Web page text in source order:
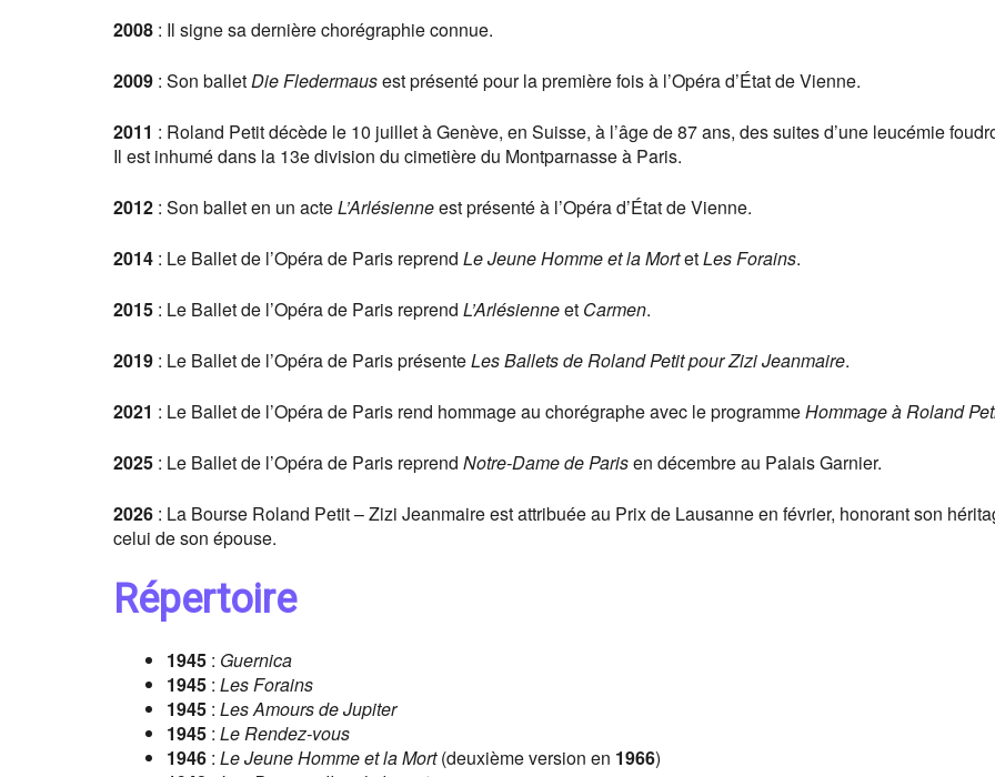
2008 : Il signe sa dernière chorégraphie connue.
2009 : Son balletDie Fledermausest présenté pour la première fois à l’Opéra d’État de Vienne.
2011 : Roland Petit décède le 10 juillet à Genève, en Suisse, à l’âge de 87 ans, des suites d’une leucémie
Il est inhumé dans la 13e division du cimetière du Montparnasse à Paris.
2012 : Son ballet en un acteL’Arlésienneest présenté à l’Opéra d’État de Vienne.
2014 : Le Ballet de l’Opéra de Paris reprend Le Jeune Homme et la MortetLes Forains.
2015 : Le Ballet de l’Opéra de Paris reprend L’Arlésienneet Carmen.
2019 : Le Ballet de l’Opéra de Paris présenteLes Ballets de Roland Petit pour Zizi Jeanmaire.
2021 : Le Ballet de l’Opéra de Paris rend hommage au chorégraphe avec le programmeHommage à Roland
2025 : Le Ballet de l’Opéra de Paris reprend Notre-Dame de Parisen décembre au Palais Garnier.
2026 : La Bourse Roland Petit – Zizi Jeanmaire est attribuée au Prix de Lausanne en février, honorant son
celui de son épouse.
Répertoire
1945 : Guernica
1945 : Les Forains
1945 : Les Amours de Jupiter
1945 : Le Rendez-vous
1946 : Le Jeune Homme et la Mort(deuxième version en 1966)